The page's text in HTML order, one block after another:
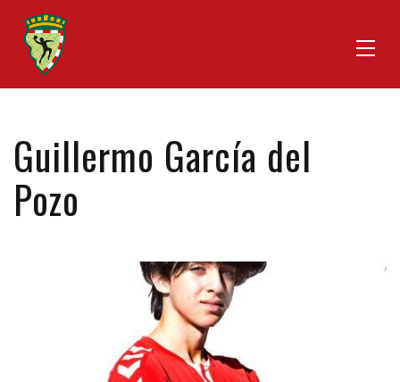
Guillermo García del
Pozo